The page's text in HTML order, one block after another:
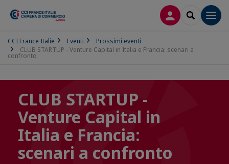
LOG INSEARCH
CCI France Italie Eventi
Prossimi eventi
CLUB STARTUP - Venture Capital in Italia e Francia: scenari a
confronto
CLUB STARTUP -
Venture Capital in
Italia e Francia:
scenari a confronto